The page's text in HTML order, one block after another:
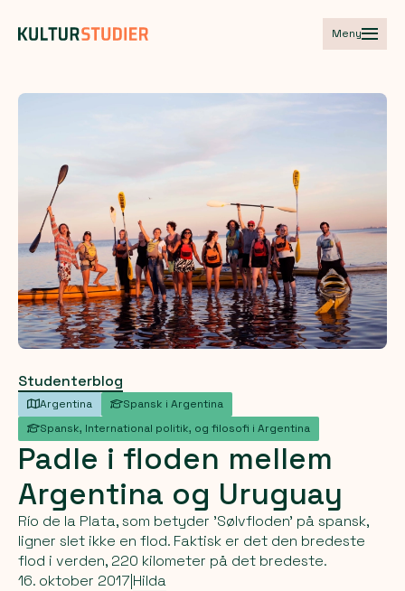
Meny
Studenterblog
Argentina
Spansk i Argentina
Spansk, International politik, og filosofi i Argentina
Padle i floden mellem
Argentina og Uruguay
Río de la Plata, som betyder 'Sølvfloden' på spansk,
ligner slet ikke en flod. Faktisk er det den bredeste
flod i verden, 220 kilometer på det bredeste.
16. oktober 2017|Hilda